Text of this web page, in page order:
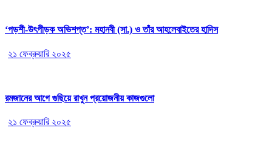
‘পড়শী-উৎপীড়ক অভিশপ্ত’: মহানবী (সা.) ও তাঁর আহলেবাইতের হাদিস
২১ ফেব্রুয়ারি ২০২৫
রমজানের আগে গুছিয়ে রাখুন প্রয়োজনীয় কাজগুলো
২১ ফেব্রুয়ারি ২০২৫